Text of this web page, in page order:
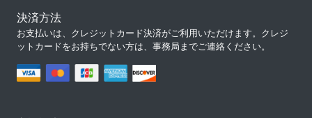
決済方法
お支払いは、クレジットカード決済がご利用いただけます。クレジ
ットカードをお持ちでない方は、事務局までご連絡ください。